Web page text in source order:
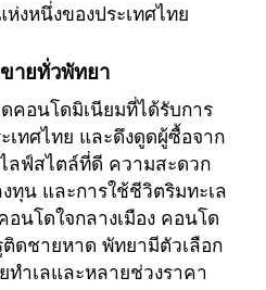
งหนึ่งของประเทศไทย
ายทั่วพัทยา
คอนโดมิเนียมที่ได้รับการ
เทศไทย และดึงดูดผู้ซื้อจาก
ลฟ์สไตล์ที่ดี ความสะดวก
ทุน และการใช้ชีวิตริมทะเล
นโดใจกลางเมือง คอนโด
ดชายหาด พัทยามีตัวเลือก
ำเลและหลายช่วงราคา